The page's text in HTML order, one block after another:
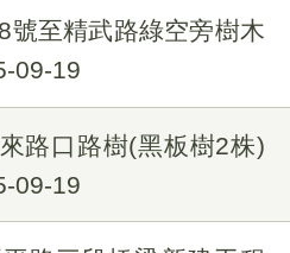
號至精武路綠空旁樹木
09-19
路口路樹(黑板樹2株)
09-19